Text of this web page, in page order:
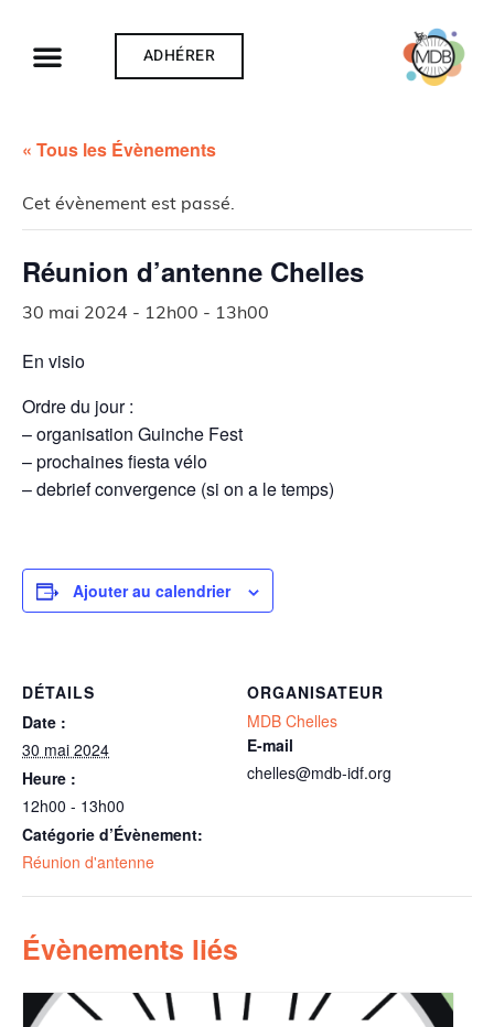
ADHÉRER
« Tous les Évènements
Cet évènement est passé.
Réunion d’antenne Chelles
30 mai 2024 - 12h00 - 13h00
En visio
Ordre du jour :
– organisation Guinche Fest
– prochaines fiesta vélo
– debrief convergence (si on a le temps)
Ajouter au calendrier
DÉTAILS
Date :
30 mai 2024
Heure :
12h00 - 13h00
Catégorie d’Évènement:
Réunion d'antenne
ORGANISATEUR
MDB Chelles
E-mail
chelles@mdb-idf.org
Évènements liés